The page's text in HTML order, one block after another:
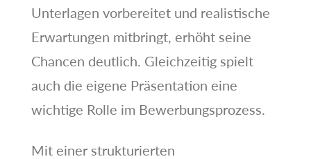
Unterlagen vorbereitet und realistische
Erwartungen mitbringt, erhöht seine
Chancen deutlich. Gleichzeitig spielt
auch die eigene Präsentation eine
wichtige Rolle im Bewerbungsprozess.
Mit einer strukturierten